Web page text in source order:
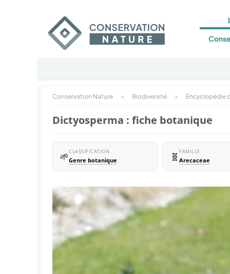
Conservation Nature > Biodiversité > Encyclopédie
Dictyosperma : fiche botanique
🌱CLASSIFICATION
Genre botanique 🧬 FAMILLE
Arecaceae